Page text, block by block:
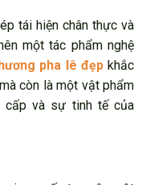
tái hiện chân thực và
một tác phẩm nghệ
pha lê đẹpkhắc
còn là một vật phẩm
cấp và sự tinh tế của